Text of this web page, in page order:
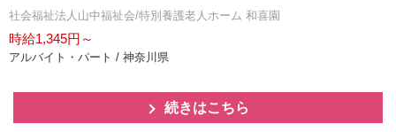
社会福祉法人山中福祉会/特別養護老人ホーム 和喜園
時給1,345円～
アルバイト・パート / 神奈川県
続きはこちら